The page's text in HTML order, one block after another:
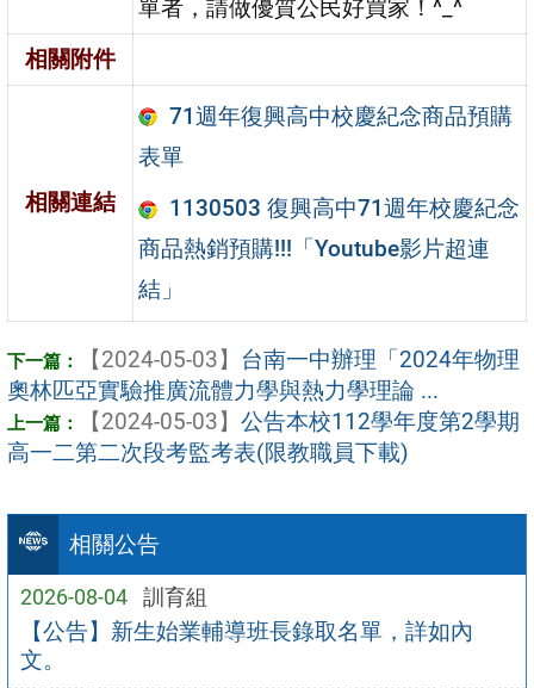
相關公告
2026-08-04 訓育組
【公告】新生始業輔導班長錄取名單，詳如內
文。
單者，請做優質公民好買家！^_^
相關附件
相關連結
71週年復興高中校慶紀念商品預購
表單
1130503 復興高中71週年校慶紀念
商品熱銷預購!!!「Youtube影片超連
結」
【2024-05-03】 台南一中辦理「2024年物理
奧林匹亞實驗推廣流體力學與熱力學理論 ...
【2024-05-03】 公告本校112學年度第2學期
高一二第二次段考監考表(限教職員下載)